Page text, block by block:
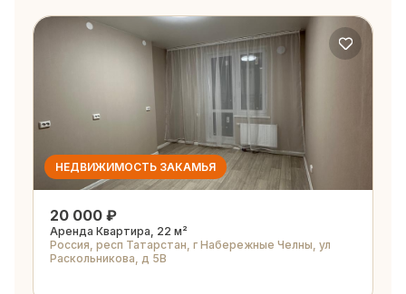
НЕДВИЖИМОСТЬ ЗАКАМЬЯ
20 000 ₽
Аренда Квартира, 22 м²
Россия, респ Татарстан, г Набережные Челны, ул
Раскольникова, д 5В